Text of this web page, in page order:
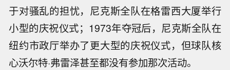
于对骚乱的担忧，尼克斯全队在格雷西大厦举行
小型的庆祝仪式；1973年夺冠后，尼克斯全队在
纽约市政厅举办了更大型的庆祝仪式，但球队核
心沃尔特·弗雷泽甚至都没有参加那次活动。